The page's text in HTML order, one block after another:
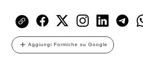
Aggiungi Formiche su Google